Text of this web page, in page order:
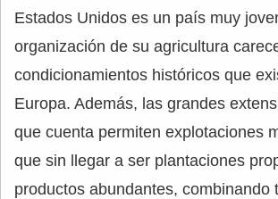
Estados Unidos es un país muy
organización de su agricultura
condicionamientos históricos que
Europa. Además, las grandes
que cuenta permiten explotaciones
que sin llegar a ser plantaciones
productos abundantes, combinando